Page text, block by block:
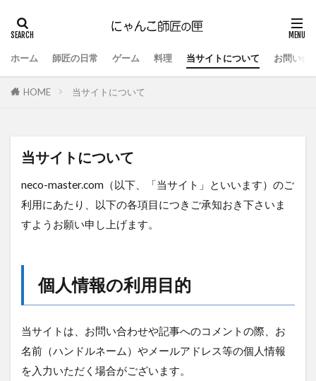
ホーム 師匠の日常 ゲーム 料理 当サイトについて お問い合
HOME 当サイトについて
当サイトについて
neco-master.com（以下、「当サイト」といいます）のご
利用にあたり、以下の各項目につきご承知おき下さいま
すようお願い申し上げます。
個人情報の利用目的
当サイトは、お問い合わせや記事へのコメントの際、お
名前（ハンドルネーム）やメールアドレス等の個人情報
を入力いただく場合がございます。